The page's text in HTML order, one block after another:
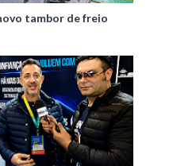
tambor de freio